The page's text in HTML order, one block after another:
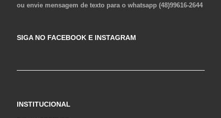
ou envie mensagem de texto para o whatsapp (48)99616-2644
SIGA NO FACEBOOK E INSTAGRAM
INSTITUCIONAL